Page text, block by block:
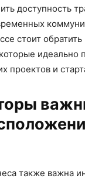
доступность
стоит
идеально
проектов и
также важна